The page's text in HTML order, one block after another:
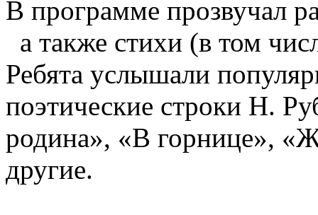
В программе прозвучал
а также стихи (в том
Ребята услышали
поэтические строки Н.
родина», «В горнице»,
другие.